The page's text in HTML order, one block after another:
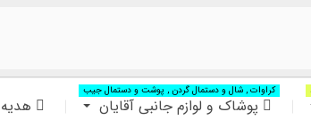
پوشاک و لوازم جانبی آقایان
کراوات , شال و دستمال گردن , پوشت و دستمال جیب